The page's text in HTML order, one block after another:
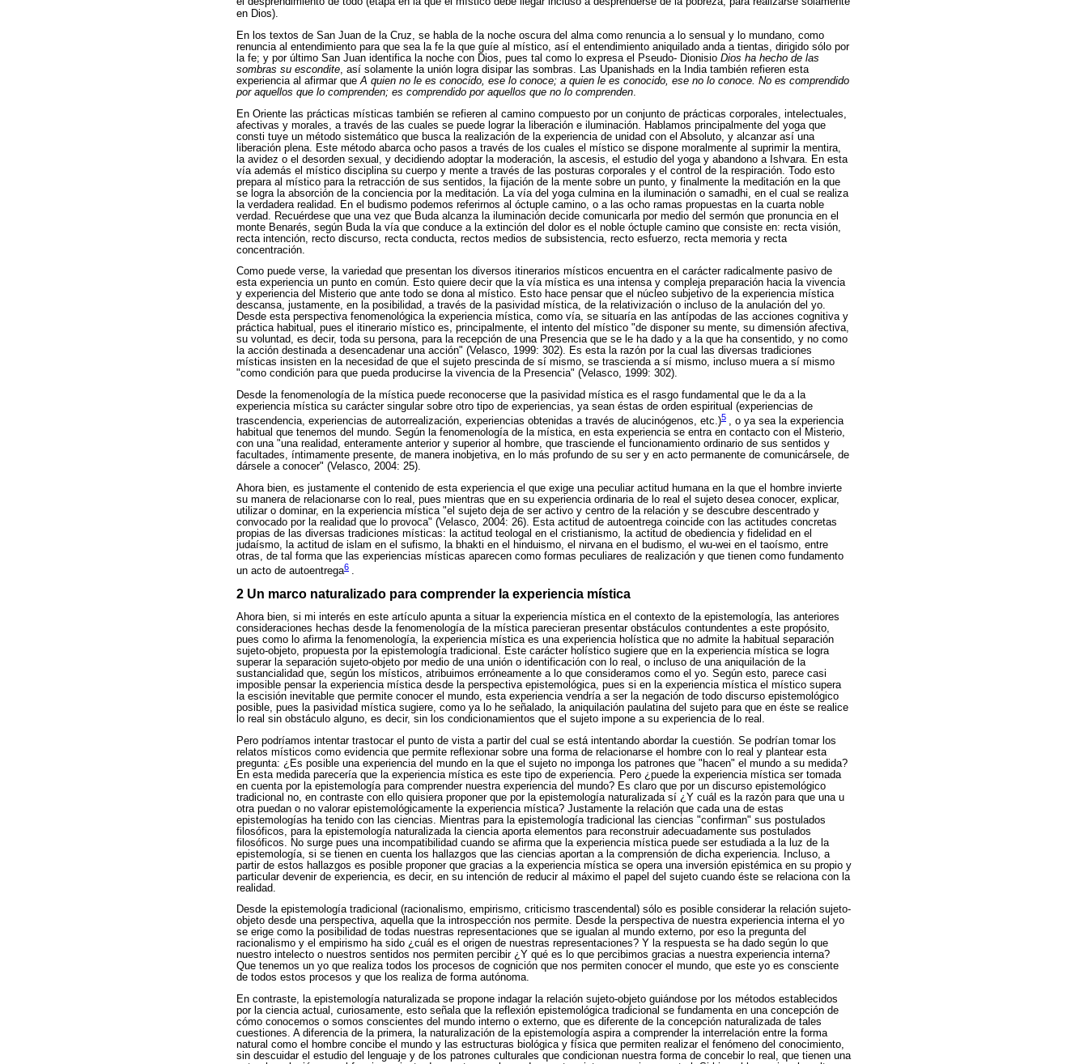
en Dios).
En los textos de San Juan de la Cruz, se habla de la noche oscura del alma como renuncia a lo sensual y lo mundano, como
renuncia al entendimiento para que sea la fe la que guíe al místico, así el entendimiento aniquilado anda a tientas, dirigido sólo por
la fe; y por último San Juan identifica la noche con Dios, pues tal como lo expresa el Pseudo- Dionisio Dios ha hecho de las
sombras su escondite, así solamente la unión logra disipar las sombras. Las Upanishads en la India también refieren esta
experiencia al afirmar queA quien no le es conocido, ese lo conoce; a quien le es conocido, ese no lo conoce. No es comprendido
por aquellos que lo comprenden; es comprendido por aquellos que no lo comprenden.
En Oriente las prácticas místicas también se refieren al camino compuesto por un conjunto de prácticas corporales, intelectuales,
afectivas y morales, a través de las cuales se puede lograr la liberación e iluminación. Hablamos principalmente del yoga que
consti tuye un método sistemático que busca la realización de la experiencia de unidad con el Absoluto, y alcanzar así una
liberación plena. Este método abarca ocho pasos a través de los cuales el místico se dispone moralmente al suprimir la mentira,
la avidez o el desorden sexual, y decidiendo adoptar la moderación, la ascesis, el estudio del yoga y abandono a Ishvara. En esta
vía además el místico disciplina su cuerpo y mente a través de las posturas corporales y el control de la respiración. Todo esto
prepara al místico para la retracción de sus sentidos, la fijación de la mente sobre un punto, y finalmente la meditación en la que
se logra la absorción de la conciencia por la meditación. La vía del yoga culmina en la iluminación o samadhi, en el cual se realiza
la verdadera realidad. En el budismo podemos referirnos al óctuple camino, o a las ocho ramas propuestas en la cuarta noble
verdad. Recuérdese que una vez que Buda alcanza la iluminación decide comunicarla por medio del sermón que pronuncia en el
monte Benarés, según Buda la vía que conduce a la extinción del dolor es el noble óctuple camino que consiste en: recta visión,
recta intención, recto discurso, recta conducta, rectos medios de subsistencia, recto esfuerzo, recta memoria y recta
concentración.
Como puede verse, la variedad que presentan los diversos itinerarios místicos encuentra en el carácter radicalmente pasivo de
esta experiencia un punto en común. Esto quiere decir que la vía mística es una intensa y compleja preparación hacia la vivencia
y experiencia del Misterio que ante todo se dona al místico. Esto hace pensar que el núcleo subjetivo de la experiencia mística
descansa, justamente, en la posibilidad, a través de la pasividad mística, de la relativización o incluso de la anulación del yo.
Desde esta perspectiva fenomenológica la experiencia mística, como vía, se situaría en las antípodas de las acciones cognitiva y
práctica habitual, pues el itinerario místico es, principalmente, el intento del místico "de disponer su mente, su dimensión afectiva,
su voluntad, es decir, toda su persona, para la recepción de una Presencia que se le ha dado y a la que ha consentido, y no como
la acción destinada a desencadenar una acción" (Velasco, 1999: 302). Es esta la razón por la cual las diversas tradiciones
místicas insisten en la necesidad de que el sujeto prescinda de sí mismo, se trascienda a sí mismo, incluso muera a sí mismo
"como condición para que pueda producirse la vivencia de la Presencia" (Velasco, 1999: 302).
Desde la fenomenología de la mística puede reconocerse que la pasividad mística es el rasgo fundamental que le da a la
experiencia mística su carácter singular sobre otro tipo de experiencias, ya sean éstas de orden espiritual (experiencias de
trascendencia, experiencias de autorrealización, experiencias obtenidas a través de alucinógenos, etc.)5 , o ya sea la experiencia
habitual que tenemos del mundo. Según la fenomenología de la mística, en esta experiencia se entra en contacto con el Misterio,
con una "una realidad, enteramente anterior y superior al hombre, que trasciende el funcionamiento ordinario de sus sentidos y
facultades, íntimamente presente, de manera inobjetiva, en lo más profundo de su ser y en acto permanente de comunicársele, de
dársele a conocer" (Velasco, 2004: 25).
Ahora bien, es justamente el contenido de esta experiencia el que exige una peculiar actitud humana en la que el hombre invierte
su manera de relacionarse con lo real, pues mientras que en su experiencia ordinaria de lo real el sujeto desea conocer, explicar,
utilizar o dominar, en la experiencia mística "el sujeto deja de ser activo y centro de la relación y se descubre descentrado y
convocado por la realidad que lo provoca" (Velasco, 2004: 26). Esta actitud de autoentrega coincide con las actitudes concretas
propias de las diversas tradiciones místicas: la actitud teologal en el cristianismo, la actitud de obediencia y fidelidad en el
judaísmo, la actitud de islam en el sufismo, la bhakti en el hinduismo, el nirvana en el budismo, el wu-wei en el taoísmo, entre
otras, de tal forma que las experiencias místicas aparecen como formas peculiares de realización y que tienen como fundamento
un acto de autoentrega6 .
2 Un marco naturalizado para comprender la experiencia mística
Ahora bien, si mi interés en este artículo apunta a situar la experiencia mística en el contexto de la epistemología, las anteriores
consideraciones hechas desde la fenomenología de la mística parecieran presentar obstáculos contundentes a este propósito,
pues como lo afirma la fenomenología, la experiencia mística es una experiencia holística que no admite la habitual separación
sujeto-objeto, propuesta por la epistemología tradicional. Este carácter holístico sugiere que en la experiencia mística se logra
superar la separación sujeto-objeto por medio de una unión o identificación con lo real, o incluso de una aniquilación de la
sustancialidad que, según los místicos, atribuimos erróneamente a lo que consideramos como el yo. Según esto, parece casi
imposible pensar la experiencia mística desde la perspectiva epistemológica, pues si en la experiencia mística el místico supera
la escisión inevitable que permite conocer el mundo, esta experiencia vendría a ser la negación de todo discurso epistemológico
posible, pues la pasividad mística sugiere, como ya lo he señalado, la aniquilación paulatina del sujeto para que en éste se realice
lo real sin obstáculo alguno, es decir, sin los condicionamientos que el sujeto impone a su experiencia de lo real.
Pero podríamos intentar trastocar el punto de vista a partir del cual se está intentando abordar la cuestión. Se podrían tomar los
relatos místicos como evidencia que permite reflexionar sobre una forma de relacionarse el hombre con lo real y plantear esta
pregunta: ¿Es posible una experiencia del mundo en la que el sujeto no imponga los patrones que "hacen" el mundo a su medida?
En esta medida parecería que la experiencia mística es este tipo de experiencia. Pero ¿puede la experiencia mística ser tomada
en cuenta por la epistemología para comprender nuestra experiencia del mundo? Es claro que por un discurso epistemológico
tradicional no, en contraste con ello quisiera proponer que por la epistemología naturalizada sí ¿Y cuál es la razón para que una u
otra puedan o no valorar epistemológicamente la experiencia mística? Justamente la relación que cada una de estas
epistemologías ha tenido con las ciencias. Mientras para la epistemología tradicional las ciencias "confirman" sus postulados
filosóficos, para la epistemología naturalizada la ciencia aporta elementos para reconstruir adecuadamente sus postulados
filosóficos. No surge pues una incompatibilidad cuando se afirma que la experiencia mística puede ser estudiada a la luz de la
epistemología, si se tienen en cuenta los hallazgos que las ciencias aportan a la comprensión de dicha experiencia. Incluso, a
partir de estos hallazgos es posible proponer que gracias a la experiencia mística se opera una inversión epistémica en su propio y
particular devenir de experiencia, es decir, en su intención de reducir al máximo el papel del sujeto cuando éste se relaciona con la
realidad.
Desde la epistemología tradicional (racionalismo, empirismo, criticismo trascendental) sólo es posible considerar la relación sujeto-
objeto desde una perspectiva, aquella que la introspección nos permite. Desde la perspectiva de nuestra experiencia interna el yo
se erige como la posibilidad de todas nuestras representaciones que se igualan al mundo externo, por eso la pregunta del
racionalismo y el empirismo ha sido ¿cuál es el origen de nuestras representaciones? Y la respuesta se ha dado según lo que
nuestro intelecto o nuestros sentidos nos permiten percibir ¿Y qué es lo que percibimos gracias a nuestra experiencia interna?
Que tenemos un yo que realiza todos los procesos de cognición que nos permiten conocer el mundo, que este yo es consciente
de todos estos procesos y que los realiza de forma autónoma.
En contraste, la epistemología naturalizada se propone indagar la relación sujeto-objeto guiándose por los métodos establecidos
por la ciencia actual, curiosamente, esto señala que la reflexión epistemológica tradicional se fundamenta en una concepción de
cómo conocemos o somos conscientes del mundo interno o externo, que es diferente de la concepción naturalizada de tales
cuestiones. A diferencia de la primera, la naturalización de la epistemología aspira a comprender la interrelación entre la forma
natural como el hombre concibe el mundo y las estructuras biológica y física que permiten realizar el fenómeno del conocimiento,
sin descuidar el estudio del lenguaje y de los patrones culturales que condicionan nuestra forma de concebir lo real, que tienen una